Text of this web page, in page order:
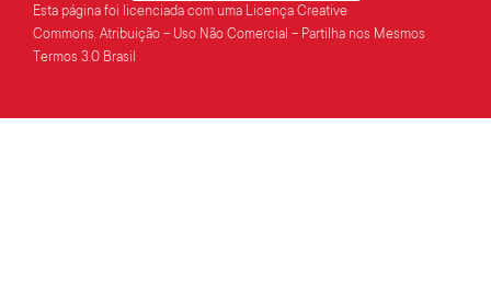
Esta página foi licenciada com uma Licença Creative
Commons. Atribuição – Uso Não Comercial – Partilha nos Mesmos
Termos 3.0 Brasil